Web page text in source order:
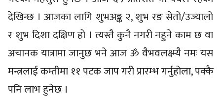
देखिन्छ । आजका लागि शुभअङ्क २, शुभ रङ सेतो/उज्यालो
र शुभ दिशा दक्षिण हो । त्यस्तै कुनै नगरी नहुने काम छ वा
अचानक यात्रामा जानुछ भने आज ॐ वैभवलक्ष्म्यै नमः यस
मन्त्रलाई कम्तीमा ११ पटक जाप गरी प्रारम्भ गर्नुहोला, पक्कै
पनि लाभ हुनेछ ।